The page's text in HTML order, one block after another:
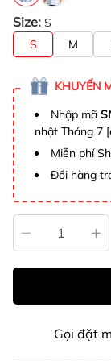
Size: S
S M
KHUYẾN
Nhập mã
nhật Tháng 7
Miễn phí
Đổi hàng
Gọi đặt